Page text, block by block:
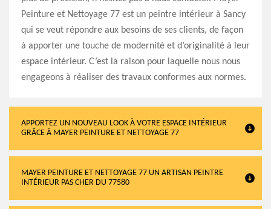
Peinture et Nettoyage 77 est un peintre intérieur à Sancy
qui se veut répondre aux besoins de ses clients, de façon
à apporter une touche de modernité et d’originalité à leur
espace intérieur. C’est la raison pour laquelle nous nous
engageons à réaliser des travaux conformes aux normes.
APPORTEZ UN NOUVEAU LOOK À VOTRE ESPACE INTÉRIEUR
GRÂCE À MAYER PEINTURE ET NETTOYAGE 77
MAYER PEINTURE ET NETTOYAGE 77 UN ARTISAN PEINTRE
INTÉRIEUR PAS CHER DU 77580